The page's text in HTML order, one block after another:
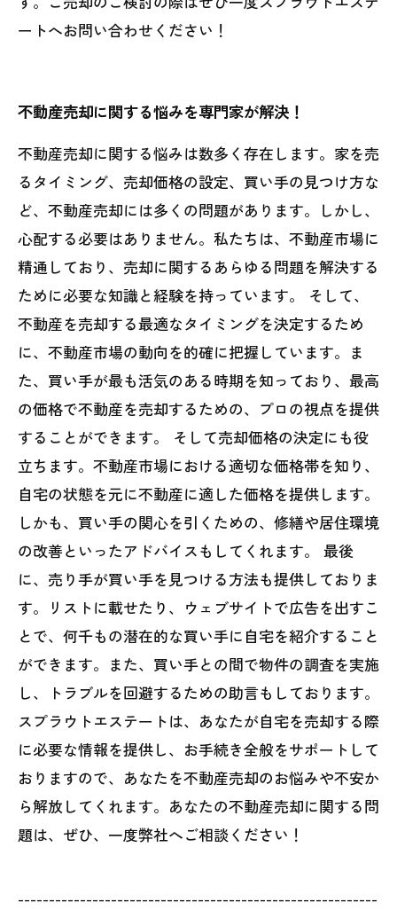
ートへお問い合わせください！
不動産売却に関する悩みを専門家が解決！
不動産売却に関する悩みは数多く存在します。家を売
るタイミング、売却価格の設定、買い手の見つけ方な
ど、不動産売却には多くの問題があります。しかし、
心配する必要はありません。私たちは、不動産市場に
精通しており、売却に関するあらゆる問題を解決する
ために必要な知識と経験を持っています。 そして、
不動産を売却する最適なタイミングを決定するため
に、不動産市場の動向を的確に把握しています。ま
た、買い手が最も活気のある時期を知っており、最高
の価格で不動産を売却するための、プロの視点を提供
することができます。 そして売却価格の決定にも役
立ちます。不動産市場における適切な価格帯を知り、
自宅の状態を元に不動産に適した価格を提供します。
しかも、買い手の関心を引くための、修繕や居住環境
の改善といったアドバイスもしてくれます。 最後
に、売り手が買い手を見つける方法も提供しておりま
す。リストに載せたり、ウェブサイトで広告を出すこ
とで、何千もの潜在的な買い手に自宅を紹介すること
ができます。また、買い手との間で物件の調査を実施
し、トラブルを回避するための助言もしております。
スプラウトエステートは、あなたが自宅を売却する際
に必要な情報を提供し、お手続き全般をサポートして
おりますので、あなたを不動産売却のお悩みや不安か
ら解放してくれます。あなたの不動産売却に関する問
題は、ぜひ、一度弊社へご相談ください！
----------------------------------------------------------